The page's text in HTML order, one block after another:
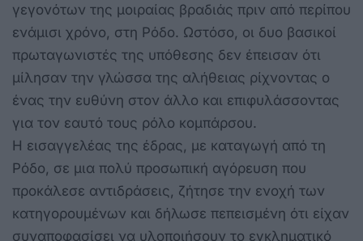
γεγονότων της μοιραίας βραδιάς πριν από περίπου
ενάμισι χρόνο, στη Ρόδο. Ωστόσο, οι δυο βασικοί
πρωταγωνιστές της υπόθεσης δεν έπεισαν ότι
μίλησαν την γλώσσα της αλήθειας ρίχνοντας ο
ένας την ευθύνη στον άλλο και επιφυλάσσοντας
για τον εαυτό τους ρόλο κομπάρσου.
Η εισαγγελέας της έδρας, με καταγωγή από τη
Ρόδο, σε μια πολύ προσωπική αγόρευση που
προκάλεσε αντιδράσεις, ζήτησε την ενοχή των
κατηγορουμένων και δήλωσε πεπεισμένη ότι είχαν
συναποφασίσει να υλοποιήσουν το εγκληματικό